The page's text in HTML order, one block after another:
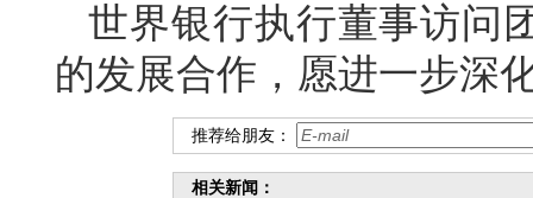
世界银行执行董事访问
的发展合作，愿进一步深
推荐给朋友：
相关新闻：